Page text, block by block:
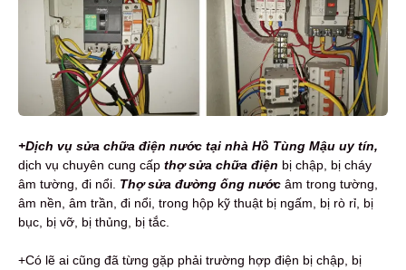
+Dịch vụ sửa chữa điện nước tại nhà Hồ Tùng Mậu uy tín,
dịch vụ chuyên cung cấp thợ sửa chữa điện bị chập, bị cháy
âm tường, đi nổi. Thợ sửa đường ống nước âm trong tường,
âm nền, âm trần, đi nổi, trong hộp kỹ thuật bị ngấm, bị rò rỉ, bị
bục, bị vỡ, bị thủng, bị tắc.
+Có lẽ ai cũng đã từng gặp phải trường hợp điện bị chập, bị